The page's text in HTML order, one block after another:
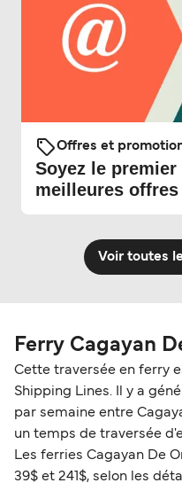
Offres et
Soyez le
meilleures
Voir toutes
Ferry Cagayan
Cette traversée en ferry
Shipping Lines. Il y a
par semaine entre
un temps de traversée
Les ferries Cagayan De
39$ et 241$, selon les